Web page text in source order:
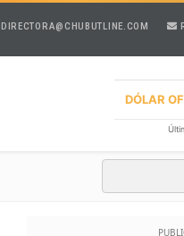
DIRECTORA@CHUBUTLINE.COM
DÓLAR